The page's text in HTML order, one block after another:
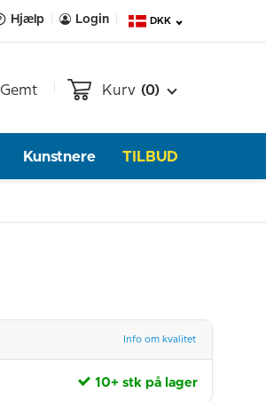
Hjælp Login DKK
Gemt Kurv (0)
Kunstnere TILBUD
Info om kvalitet
10+ stk på lager